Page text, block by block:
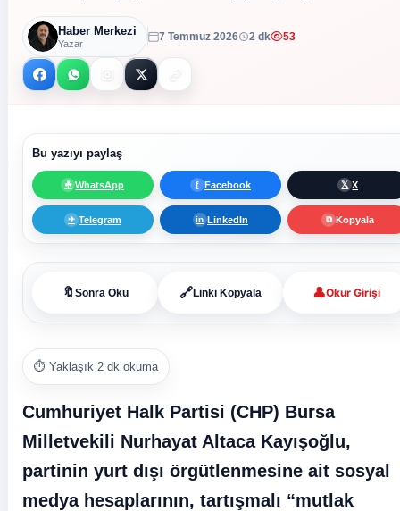
Haber Merkezi
Yazar
7 Temmuz 2026 2 dk 53
Bu yazıyı paylaş
☘ WhatsApp f Facebook 𝕏 X
✈ Telegram in LinkedIn ⧉ Kopyala
🔖 Sonra Oku 🔗Linki Kopyala 👤Okur Girişi
⏱️ Yaklaşık 2 dk okuma
Cumhuriyet Halk Partisi (CHP) Bursa
Milletvekili Nurhayat Altaca Kayışoğlu,
partinin yurt dışı örgütlenmesine ait sosyal
medya hesaplarının, tartışmalı “mutlak